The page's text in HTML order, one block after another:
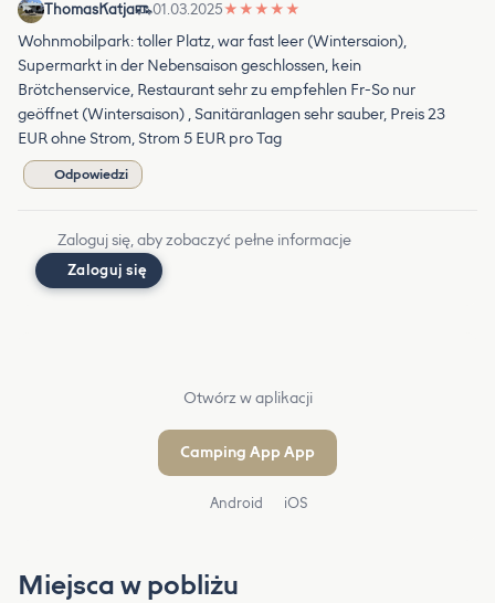
ThomasKatja 01.03.2025★ ★ ★ ★ ★
Wohnmobilpark: toller Platz, war fast leer (Wintersaion),
Supermarkt in der Nebensaison geschlossen, kein
Brötchenservice, Restaurant sehr zu empfehlen Fr-So nur
geöffnet (Wintersaison) , Sanitäranlagen sehr sauber, Preis 23
EUR ohne Strom, Strom 5 EUR pro Tag
Odpowiedzi
Zaloguj się, aby zobaczyć pełne informacje
Zaloguj się
Otwórz w aplikacji
Camping App App
Android iOS
Miejsca w pobliżu